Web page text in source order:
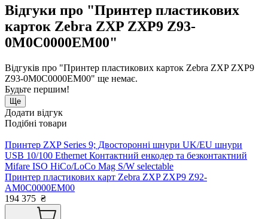
Відгуки про "Принтер пластикових
карток Zebra ZXP ZXP9 Z93-
0M0C0000EM00"
Відгуків про "Принтер пластикових карток Zebra ZXP ZXP9
Z93-0M0C0000EM00" ще немає.
Будьте першим!
Ще
Додати відгук
Подібні товари
Принтер ZXP Series 9; Двосторонні шнури UK/EU шнури
USB 10/100 Ethernet Контактний енкодер та безконтактний
Mifare ISO HiCo/LoCo Mag S/W selectable
Принтер пластикових карт Zebra ZXP ZXP9 Z92-
AM0C0000EM00
194 375 ₴